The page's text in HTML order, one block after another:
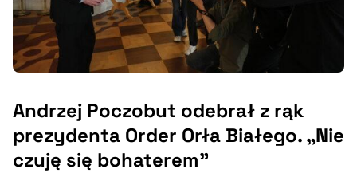
Andrzej Poczobut odebrał z rąk
prezydenta Order Orła Białego. „Nie
czuję się bohaterem"